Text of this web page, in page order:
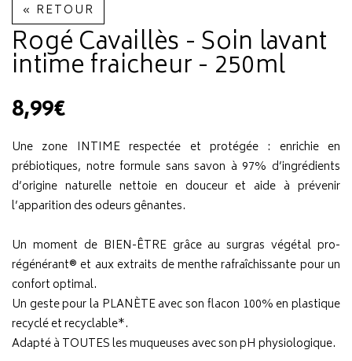
« RETOUR
Rogé Cavaillès - Soin lavant
intime fraicheur - 250ml
8,99€
Une zone INTIME respectée et protégée : enrichie en
prébiotiques, notre formule sans savon à 97% d’ingrédients
d’origine naturelle nettoie en douceur et aide à prévenir
l’apparition des odeurs gênantes.
Un moment de BIEN-ÊTRE grâce au surgras végétal pro-
régénérant® et aux extraits de menthe rafraîchissante pour un
confort optimal.
Un geste pour la PLANÈTE avec son flacon 100% en plastique
recyclé et recyclable*.
Adapté à TOUTES les muqueuses avec son pH physiologique.